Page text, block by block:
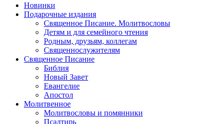
Новинки
Подарочные издания
Священное Писание. Молитвословы
Детям и для семейного чтения
Родным, друзьям, коллегам
Священнослужителям
Священное Писание
Библия
Новый Завет
Евангелие
Апостол
Молитвенное
Молитвословы и помянники
Псалтирь